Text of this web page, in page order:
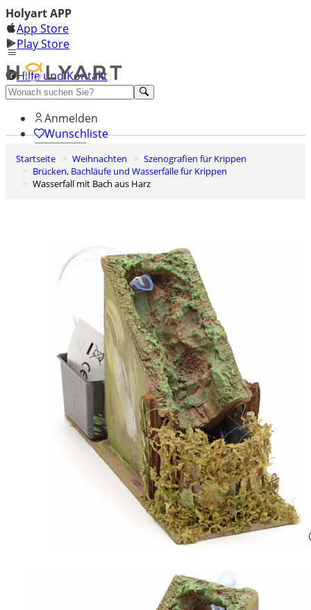
Holyart APP
App Store
Play Store
Hilfe und Kontakt
Entdecken Sie Premium
Anmelden
Wunschliste
0
Warenkorb
Startseite Weihnachten
Szenografien für Krippen
Brücken, Bachläufe und Wasserfälle für Krippen
Wasserfall mit Bach aus Harz